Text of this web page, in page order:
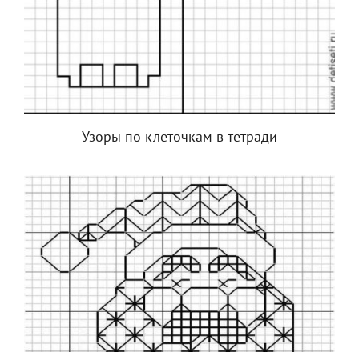
Узоры по клеточкам в тетради